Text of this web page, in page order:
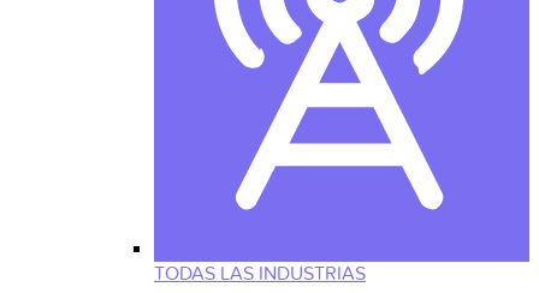
TODAS LAS INDUSTRIAS